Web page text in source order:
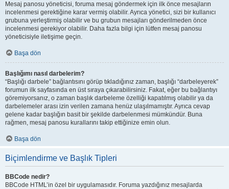
Mesaj panosu yöneticisi, foruma mesaj göndermek için ilk önce mesajların
incelenmesi gerektiğine karar vermiş olabilir. Ayrıca yönetici, sizi bir kullanıcı
grubuna yerleştirmiş olabilir ve bu grubun mesajları gönderilmeden önce
incelenmesi gerekiyor olabilir. Daha fazla bilgi için lütfen mesaj panosu
yöneticisiyle iletişime geçin.
Başa dön
Başlığımı nasıl darbelerim?
“Başlığı darbele” bağlantısını görüp tıkladığınız zaman, başlığı “darbeleyerek”
forumun ilk sayfasında en üst sıraya çıkarabilirsiniz. Fakat, eğer bu bağlantıyı
göremiyorsanız, o zaman başlık darbeleme özelliği kapatılmış olabilir ya da
darbelemeler arası izin verilen zamana henüz ulaşılmamıştır. Ayrıca cevap
gelene kadar başlığın basit bir şekilde darbelenmesi mümkündür. Buna
rağmen, mesaj panosu kurallarını takip ettiğinize emin olun.
Başa dön
Biçimlendirme ve Başlık Tipleri
BBCode nedir?
BBCode HTML’in özel bir uygulamasıdır. Foruma yazdığınız mesajlarda